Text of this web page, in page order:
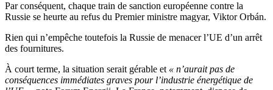
Par conséquent, chaque train de sanction européenne contre la
Russie se heurte au refus du Premier ministre magyar, Viktor Orbán.
Rien qui n’empêche toutefois la Russie de menacer l’UE d’un arrêt
des fournitures.
À court terme, la situation serait gérable et « n’aurait pas de
conséquences immédiates graves pour l’industrie énergétique de